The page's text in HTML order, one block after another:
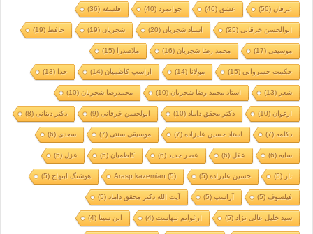
عرفان(50) عشق (46) جوانمرد (40) فلسفه(36)
ابوالحسن خرقانی(25) استاد شجریان(20) شجریان(19) حافظ (19)
موسیقی(17) محمد رضا شجریان(16) ملاصدرا (15)
حکمت خسروانی(15) مولانا (14) آراسپ کاظمیان(14) خدا (13)
شعر (13) استاد محمد رضا شجریان(10) محمدرضا شجریان(10)
ارغوان(10) دکتر محقق داماد (10) ابولحسن خرقانی(9) دکتر دینانی(8)
دکلمه(7) استاد حسین علیزاده(7) موسیقی سنتی(7) سعدی(6)
سایه(6) عقل (6) عصر جدید (6) کاظمیان(5) غزل (5)
تار (5) حسین علیزاده(5)
Arasp kazemian (5) هوشنگ ابتهاج(5)
فیلسوف(5) آراسپ(5) آیت الله دکتر محقق داماد (5)
سید خلیل عالی نژاد (5) ارغوانم تنهاست(4) ابن سینا (4)